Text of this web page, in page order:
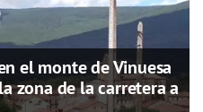
el monte de Vinuesa
zona de la carretera a